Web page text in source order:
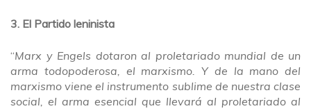
3. El Partido leninista
“Marx y Engels dotaron al proletariado mundial de un
arma todopoderosa, el marxismo. Y de la mano del
marxismo viene el instrumento sublime de nuestra clase
social, el arma esencial que llevará al proletariado al